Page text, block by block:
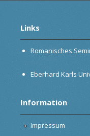
Links
Romanisches
Eberhard Karls
Information
Impressum